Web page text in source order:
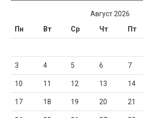
Август 2026
Пн
Вт Ср Чт Пт
3 4 5 6 7
10 11 12 13 14
17 18 19 20 21